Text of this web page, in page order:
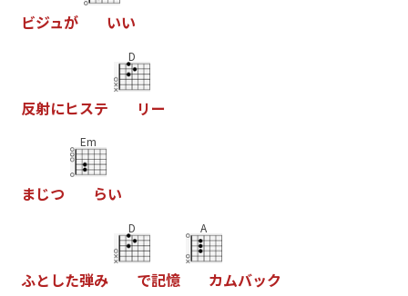
ビジュが いい
反射にヒステ
D
リー
まじつ
Em
らい
ふと した弾み
D
で記憶
A
カムバック